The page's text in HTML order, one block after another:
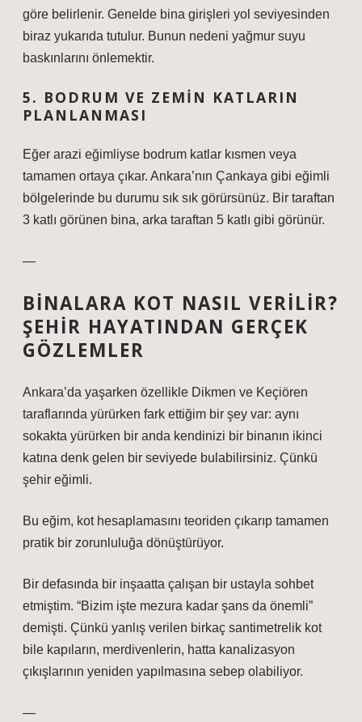
göre belirlenir. Genelde bina girişleri yol seviyesinden
biraz yukarıda tutulur. Bunun nedeni yağmur suyu
baskınlarını önlemektir.
5. BODRUM VE ZEMIN KATLARIN
PLANLANMASI
Eğer arazi eğimliyse bodrum katlar kısmen veya
tamamen ortaya çıkar. Ankara’nın Çankaya gibi eğimli
bölgelerinde bu durumu sık sık görürsünüz. Bir taraftan
3 katlı görünen bina, arka taraftan 5 katlı gibi görünür.
—
BINALARA KOT NASIL VERILIR?
ŞEHIR HAYATINDAN GERÇEK
GÖZLEMLER
Ankara’da yaşarken özellikle Dikmen ve Keçiören
taraflarında yürürken fark ettiğim bir şey var: aynı
sokakta yürürken bir anda kendinizi bir binanın ikinci
katına denk gelen bir seviyede bulabilirsiniz. Çünkü
şehir eğimli.
Bu eğim, kot hesaplamasını teoriden çıkarıp tamamen
pratik bir zorunluluğa dönüştürüyor.
Bir defasında bir inşaatta çalışan bir ustayla sohbet
etmiştim. “Bizim işte mezura kadar şans da önemli”
demişti. Çünkü yanlış verilen birkaç santimetrelik kot
bile kapıların, merdivenlerin, hatta kanalizasyon
çıkışlarının yeniden yapılmasına sebep olabiliyor.
—